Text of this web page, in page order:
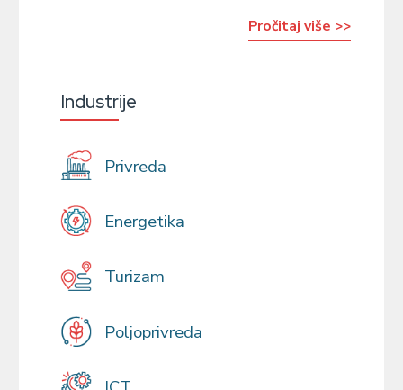
Pročitaj više >>
Industrije
Privreda
Energetika
Turizam
Poljoprivreda